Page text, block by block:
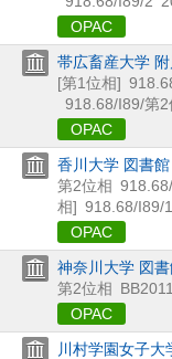
OPAC
帯広畜産大学
[第1位相]
918.68/I89/第2
OPAC
香川大学 図書館
第2位相
相] 918.68/I89/1
OPAC
神奈川大学 図
第2位相
OPAC
川村学園女子大